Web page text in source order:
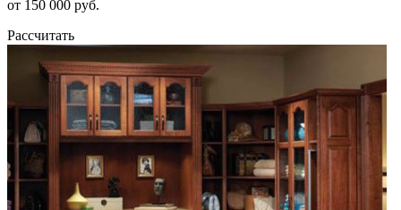
от 150 000 руб.
Рассчитать